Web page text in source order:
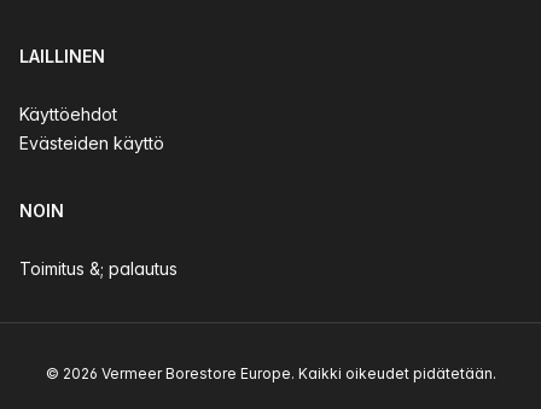
LAILLINEN
Käyttöehdot
Evästeiden käyttö
NOIN
Toimitus &; palautus
© 2026 Vermeer Borestore Europe. Kaikki oikeudet pidätetään.